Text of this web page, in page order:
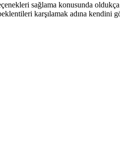
sağlama konusunda
karşılamak adına kendini